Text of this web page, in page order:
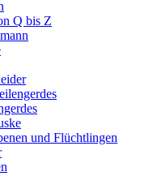
Q bis Z
und Flüchtlingen